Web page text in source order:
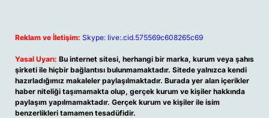
Reklam ve İletişim: Skype: live:.cid.575569c608265c69
Yasal Uyarı: Bu internet sitesi, herhangi bir marka, kurum veya şahıs
şirketi ile hiçbir bağlantısı bulunmamaktadır. Sitede yalnızca kendi
hazırladığımız makaleler paylaşılmaktadır. Burada yer alan içerikler
haber niteliği taşımamakta olup, gerçek kurum ve kişiler hakkında
paylaşım yapılmamaktadır. Gerçek kurum ve kişiler ile isim
benzerlikleri tamamen tesadüfidir.